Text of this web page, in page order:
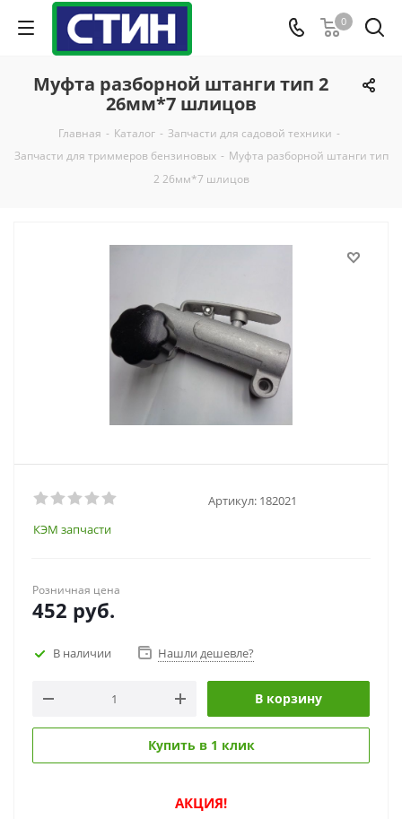
0
Муфта разборной штанги тип 2
26мм*7 шлицов
Главная - Каталог - Запчасти для садовой техники -
Запчасти для триммеров бензиновых - Муфта разборной штанги тип
2 26мм*7 шлицов
Артикул: 182021
КЭМ запчасти
Розничная цена
452 руб.
В наличии Нашли дешевле?
В корзину
Купить в 1 клик
АКЦИЯ!